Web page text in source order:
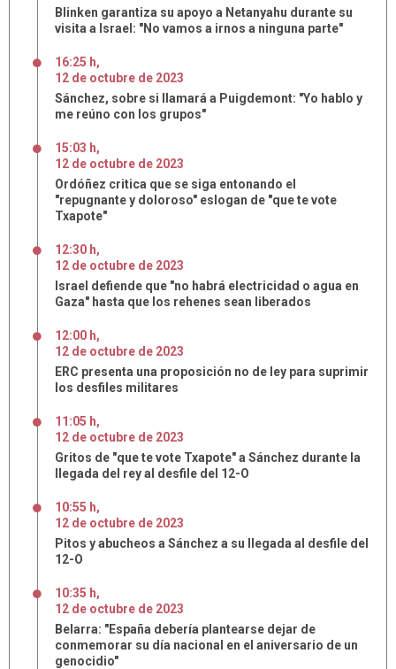
Blinken garantiza su apoyo a Netanyahu durante su
visita a Israel: "No vamos a irnos a ninguna parte"
16:25 h,
12 de octubre de 2023
Sánchez, sobre si llamará a Puigdemont: "Yo hablo y
me reúno con los grupos"
15:03 h,
12 de octubre de 2023
Ordóñez critica que se siga entonando el
"repugnante y doloroso" eslogan de "que te vote
Txapote"
12:30 h,
12 de octubre de 2023
Israel defiende que "no habrá electricidad o agua en
Gaza" hasta que los rehenes sean liberados
12:00 h,
12 de octubre de 2023
ERC presenta una proposición no de ley para suprimir
los desfiles militares
11:05 h,
12 de octubre de 2023
Gritos de "que te vote Txapote" a Sánchez durante la
llegada del rey al desfile del 12-O
10:55 h,
12 de octubre de 2023
Pitos y abucheos a Sánchez a su llegada al desfile del
12-O
10:35 h,
12 de octubre de 2023
Belarra: "España debería plantearse dejar de
conmemorar su día nacional en el aniversario de un
genocidio"